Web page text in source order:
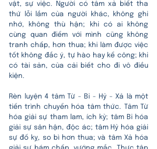
vật, sự việc. Người có tâm xả biết tha
thứ lỗi lầm của người khác, không ghi
nhớ, không thù hận; khi có ai không
cùng quan điểm với mình cũng không
tranh chấp, hơn thua; khi làm được việc
tốt không đắc ý, tự hào hay kể công; khi
có tài sản, của cải biết cho đi vô điều
kiện.
Rèn luyện 4 tâm Từ - Bi - Hỷ - Xả là một
tiến trình chuyển hóa tâm thức. Tâm Từ
hóa giải sự tham lam, ích kỷ; tâm Bi hóa
giải sự sân hận, độc ác; tâm Hỷ hóa giải
sự đố kỵ, so bì hơn thua; và tâm Xả hóa